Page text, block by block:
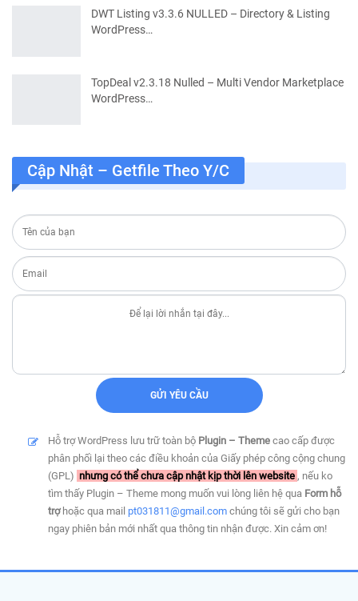
DWT Listing v3.3.6 NULLED – Directory & Listing
WordPress…
TopDeal v2.3.18 Nulled – Multi Vendor Marketplace
WordPress…
Cập Nhật – Getfile Theo Y/c
Hỗ trợ WordPress lưu trữ toàn bộ Plugin – Theme cao cấp được
phân phối lại theo các điều khoản của Giấy phép công cộng chung
(GPL) nhưng có thể chưa cập nhật kịp thời lên website , nếu ko
tìm thấy Plugin – Theme mong muốn vui lòng liên hệ qua Form hỗ
trợhoặc qua mail pt031811@gmail.com chúng tôi sẽ gửi cho bạn
ngay phiên bản mới nhất qua thông tin nhận được. Xin cảm ơn!